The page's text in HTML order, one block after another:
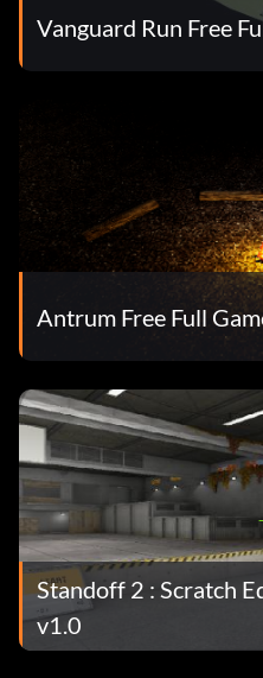
Vanguard Run Free
Antrum Free Full
Standoff 2 : Scratch
v1.0